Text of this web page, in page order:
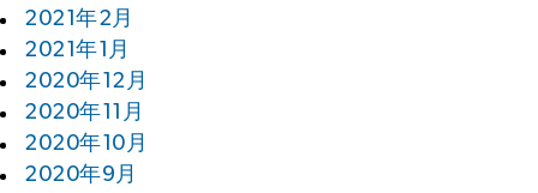
2021年2月
2021年1月
2020年12月
2020年11月
2020年10月
2020年9月